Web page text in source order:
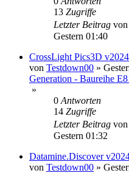
13 Zugriffe
Letzter Beitrag von
Gestern 01:40
CrossLight Pics3D
von Testdown00 »
Generation - Baureihe
»
0 Antworten
14 Zugriffe
Letzter Beitrag von
Gestern 01:32
Datamine.Discover
von Testdown00 »